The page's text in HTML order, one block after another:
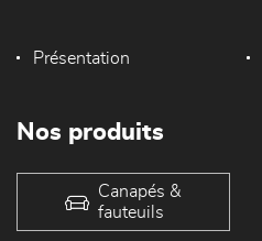
Présentation
Nos produits
Canapés &
fauteuils